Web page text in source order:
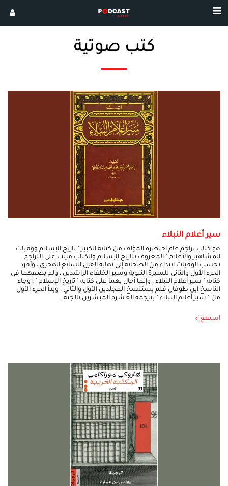
كتب صوتية
سير أعلام النبلاء
هو كتاب تراجم عام اختصره المؤلف من كتابه الكبير " تاريخ الإسلام ووفيات
المشاهير والأعلام " المعروف بتاريخ الإسلام والكتاب مرتب على التراجم
بحسب الوفيات ابتداء من الصحابة إلى نهاية القرن السابع الهجري ، وأفرد
الجزء الأول والثاني للسيرة النبوية وسير الخلفاء الراشدين ، ولم يضعهما في
كتابه " سير أعلام النبلاء ، وإنما أحال بهما على كتابه " تاريخ الإسلام " ، وجاء
الناسخ ابن طوفان فلم يستنسخ المجلدين الأول والثاني ، وبدأ الجزء الأول
من " سير أعلام النبلاء " بترجمة العشرة المبشرين بالجنة .
استمع